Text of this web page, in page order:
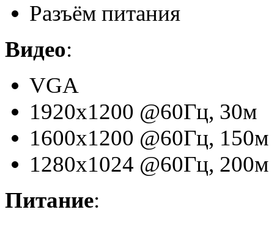
Разъём питания
Видео:
VGA
1920x1200 @60Гц, 30м
1600x1200 @60Гц, 150м
1280x1024 @60Гц, 200м
Питание: